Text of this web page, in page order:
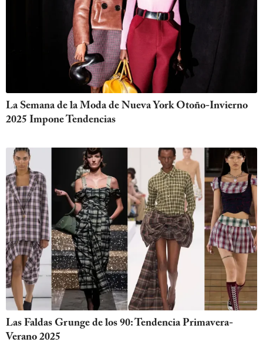
La Semana de la Moda de Nueva York Otoño-Invierno
2025 Impone Tendencias
Las Faldas Grunge de los 90: Tendencia Primavera-
Verano 2025